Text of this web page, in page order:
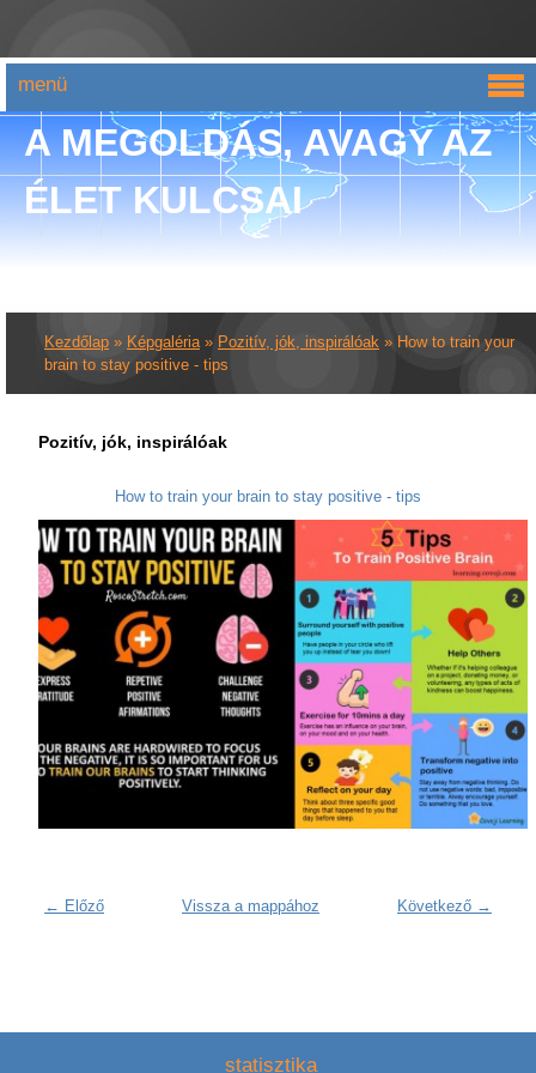
A MEGOLDÁS, AVAGY AZ
ÉLET KULCSAI
Kezdőlap » Képgaléria» Pozitív, jók, inspirálóak » How to train your
brain to stay positive - tips
Pozitív, jók, inspirálóak
How to train your brain to stay positive - tips
← Előző Következő →
Vissza a mappához
menü
statisztika